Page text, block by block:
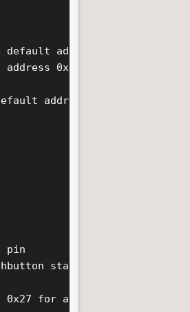
pin
status
for a 16 chars and 2 line